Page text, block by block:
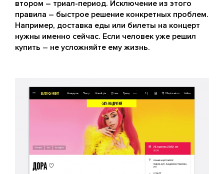
втором – триал-период. Исключение из этого
правила – быстрое решение конкретных проблем.
Например, доставка еды или билеты на концерт
нужны именно сейчас. Если человек уже решил
купить – не усложняйте ему жизнь.